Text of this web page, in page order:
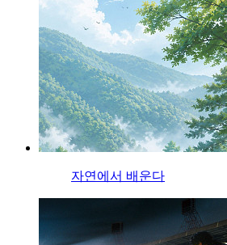
자연에서 배운다